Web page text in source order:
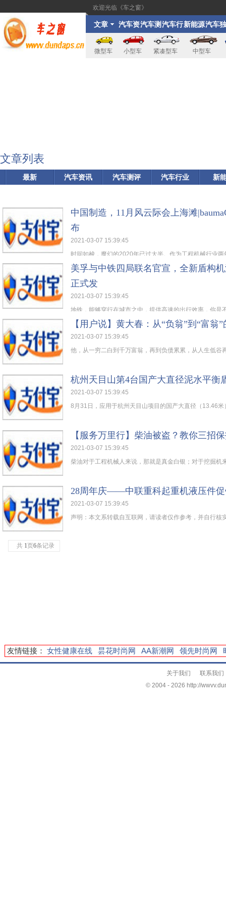
欢迎光临《车之窗》
文章 汽车资
讯
汽车测
评
汽车行
业
新能源汽车独
家
微型车 小型车 紧凑型车 中型车
文章列表
最新 汽车资讯 汽车测评 汽车行业 新
中国制造，11月风云际会上海滩
布
2021-03-07 15:39:45
时间如梭，魔幻的2020年已过大半。作为工程机械行业两
美孚与中铁四局联名官宣，全新盾构
正式发
2021-03-07 15:39:45
地铁，能够穿行在城市之中，提供高速的出行效率，你是
【用户说】黄大春：从“负翁”到“富翁
2021-03-07 15:39:45
他，从一穷二白到千万富翁，再到负债累累，从人生低谷
杭州天目山第4台国产大直径泥水平衡
2021-03-07 15:39:45
8月31日，应用于杭州天目山项目的国产大直径（13.46米
【服务万里行】柴油被盗？教你三招
2021-03-07 15:39:45
柴油对于工程机械人来说，那就是真金白银；对于挖掘机
28周年庆——中联重科起重机液压件
2021-03-07 15:39:45
声明：本文系转载自互联网，请读者仅作参考，并自行核
共 1页6条记录
友情链接： 女性健康在线 昙花时尚网 AA新潮网 领先时尚网
关于我们
联系我们
© 2004 - 2026 http://